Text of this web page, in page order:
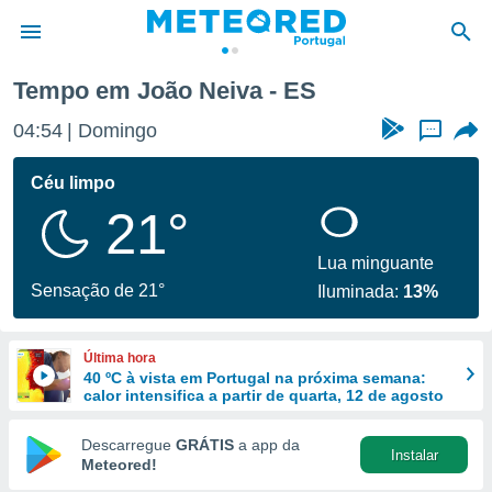
da
foi
fornecidas
a este
das
e
forma
digital
Tempo em João Neiva - ES
04:54 Domingo ...
Céu limpo
21°
Sensação de 21°
Lua minguante
Iluminada: 13%
Última hora
40 ºC à vista em Portugal na próxima semana:
calor intensifica a partir de quarta, 12 de agosto
Descarregue GRÁTIS a app da
Meteored!
Instalar